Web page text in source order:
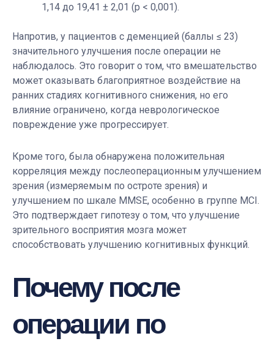
1,14 до 19,41 ± 2,01 (p < 0,001).
Напротив, у пациентов с деменцией (баллы ≤ 23)
значительного улучшения после операции не
наблюдалось. Это говорит о том, что вмешательство
может оказывать благоприятное воздействие на
ранних стадиях когнитивного снижения, но его
влияние ограничено, когда неврологическое
повреждение уже прогрессирует.
Кроме того, была обнаружена положительная
корреляция между послеоперационным улучшением
зрения (измеряемым по остроте зрения) и
улучшением по шкале MMSE, особенно в группе MCI.
Это подтверждает гипотезу о том, что улучшение
зрительного восприятия мозга может
способствовать улучшению когнитивных функций.
Почему после
операции по